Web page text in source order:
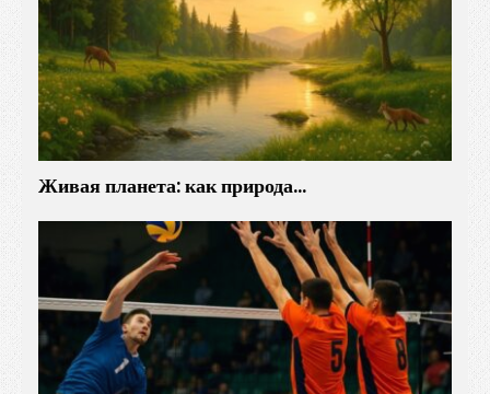
Живая планета: как природа…